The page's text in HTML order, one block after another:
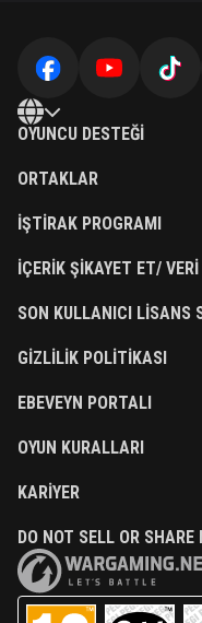
OYUNCU DESTEĞI
ORTAKLAR
İŞTIRAK PROGRAMI
İÇERIK ŞIKAYET ET/
SON KULLANICI LISANS
GIZLILIK POLITIKASI
EBEVEYN PORTALI
OYUN KURALLARI
KARIYER
DO NOT SELL OR